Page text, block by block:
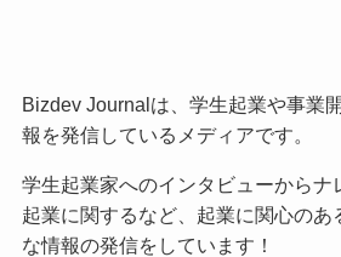
Bizdev Journalは、学生起業や事業
報を発信しているメディアです。
学生起業家へのインタビューからナ
起業に関するなど、起業に関心のあ
な情報の発信をしています！